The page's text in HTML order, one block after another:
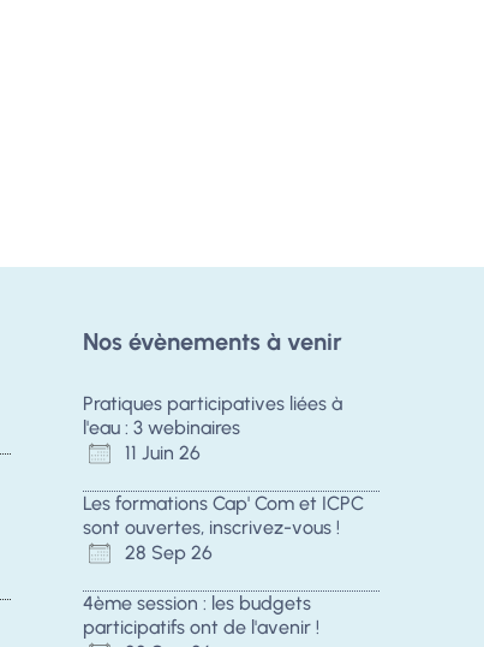
Nos évènements à venir
Pratiques participatives liées à
l'eau : 3 webinaires
11 Juin 26
Les formations Cap' Com et ICPC
sont ouvertes, inscrivez-vous !
28 Sep 26
4ème session : les budgets
participatifs ont de l'avenir !